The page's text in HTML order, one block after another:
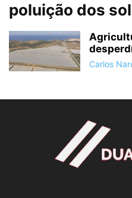
poluição dos
Carlos